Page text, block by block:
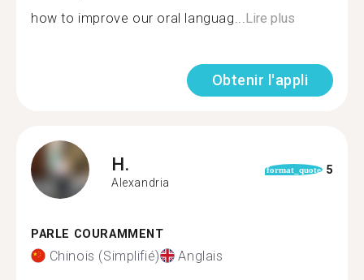
how to improve our oral languag...Lire plus
Obtenir l'appli
H.
Alexandria
format_quote 5
PARLE COURAMMENT
Chinois (Simplifié) Anglais